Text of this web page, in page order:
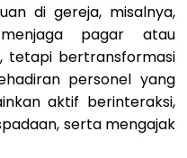
di gereja, misalnya,
pagar atau
tetapi bertransformasi
personel yang
aktif berinteraksi,
serta mengajak